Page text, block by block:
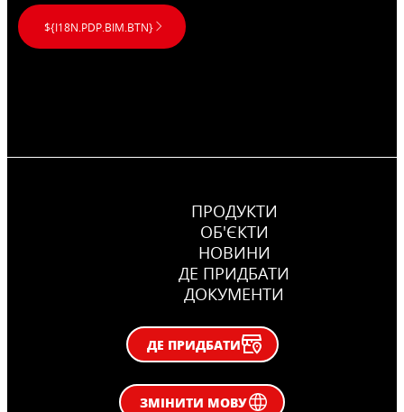
${I18N.PDP.BIM.BTN}
ПРОДУКТИ
ОБ'ЄКТИ
НОВИНИ
ДЕ ПРИДБАТИ
ДОКУМЕНТИ
ДЕ ПРИДБАТИ
ЗМІНИТИ МОВУ